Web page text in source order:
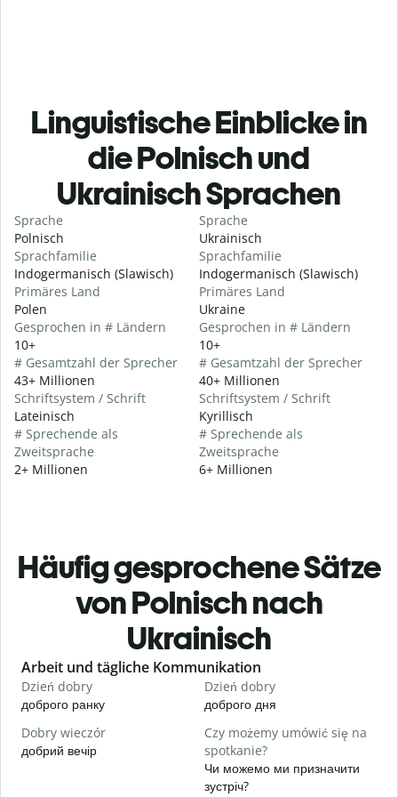
Linguistische Einblicke in
die Polnisch und
Ukrainisch Sprachen
Sprache
Polnisch
Sprachfamilie
Indogermanisch (Slawisch)
Primäres Land
Polen
Gesprochen in # Ländern
10+
# Gesamtzahl der Sprecher
43+ Millionen
Schriftsystem / Schrift
Lateinisch
# Sprechende als
Zweitsprache
2+ Millionen
Sprache
Ukrainisch
Sprachfamilie
Indogermanisch (Slawisch)
Primäres Land
Ukraine
Gesprochen in # Ländern
10+
# Gesamtzahl der Sprecher
40+ Millionen
Schriftsystem / Schrift
Kyrillisch
# Sprechende als
Zweitsprache
6+ Millionen
Häufig gesprochene Sätze
von Polnisch nach
Ukrainisch
Slide 1 of 6
Arbeit und tägliche Kommunikation
Dzień dobry
доброго ранку
Dzień dobry
доброго дня
Dobry wieczór
добрий вечір
Czy możemy umówić się na
spotkanie?
Чи можемо ми призначити
зустріч?